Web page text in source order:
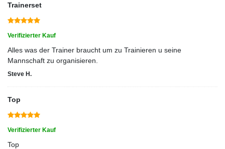
Trainerset
Verifizierter Kauf
Alles was der Trainer braucht um zu Trainieren u seine
Mannschaft zu organisieren.
Steve H.
Top
Verifizierter Kauf
Top